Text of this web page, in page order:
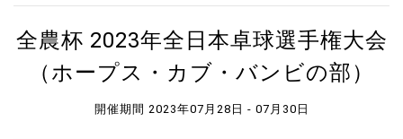
全農杯 2023年全日本卓球選手権大会
（ホープス・カブ・バンビの部）
開催期間 2023年07月28日 - 07月30日